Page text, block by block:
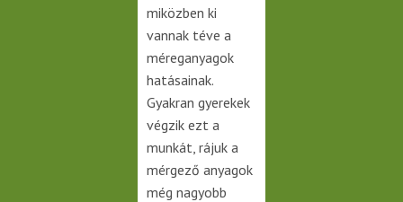
miközben ki
vannak téve a
méreganyagok
hatásainak.
Gyakran gyerekek
végzik ezt a
munkát, rájuk a
mérgező anyagok
még nagyobb